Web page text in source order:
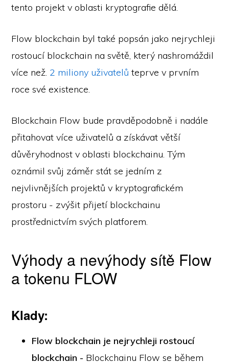
tento projekt v oblasti kryptografie dělá.
Flow blockchain byl také popsán jako nejrychleji
rostoucí blockchain na světě, který nashromáždil
více než. 2 miliony uživatelů teprve v prvním
roce své existence.
Blockchain Flow bude pravděpodobně i nadále
přitahovat více uživatelů a získávat větší
důvěryhodnost v oblasti blockchainu. Tým
oznámil svůj záměr stát se jedním z
nejvlivnějších projektů v kryptografickém
prostoru - zvýšit přijetí blockchainu
prostřednictvím svých platforem.
Výhody a nevýhody sítě Flow
a tokenu FLOW
Klady:
Flow blockchain je nejrychleji rostoucí
blockchain - Blockchainu Flow se během